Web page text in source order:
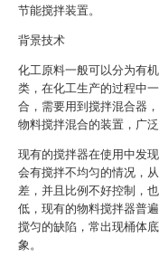
节能搅拌装置。
背景技术
化工原料一般可以分为有
类，在化工生产的过程中
合，需要用到搅拌混合器
物料搅拌混合的装置，广
现有的搅拌器在使用中发
会有搅拌不均匀的情况，
差，并且比例不好控制，
低，现有的物料搅拌器普
搅匀的缺陷，常出现桶体
象。